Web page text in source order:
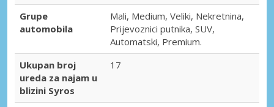
Grupe
automobila
Mali, Medium, Veliki, Nekretnina,
Prijevoznici putnika, SUV,
Automatski, Premium.
Ukupan broj
ureda za najam u
blizini Syros
17